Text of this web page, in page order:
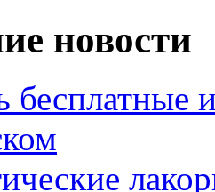
новости